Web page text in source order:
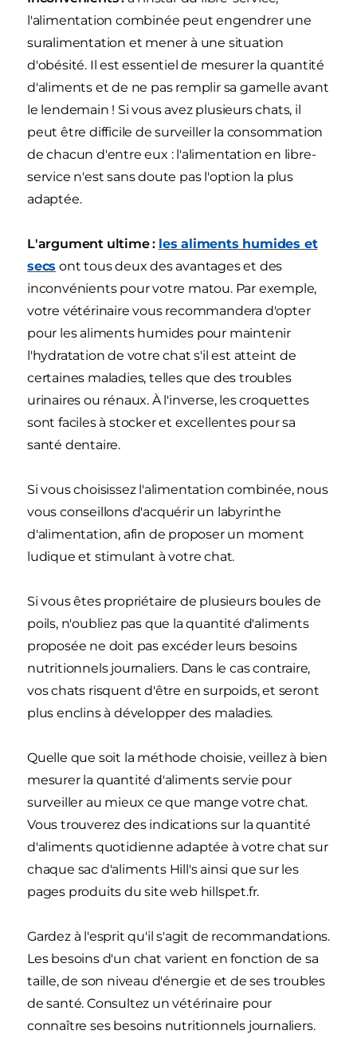
l'alimentation combinée peut engendrer une
suralimentation et mener à une situation
d'obésité. Il est essentiel de mesurer la quantité
d'aliments et de ne pas remplir sa gamelle avant
le lendemain ! Si vous avez plusieurs chats, il
peut être difficile de surveiller la consommation
de chacun d'entre eux : l'alimentation en libre-
service n'est sans doute pas l'option la plus
adaptée.
L'argument ultime : les aliments humides et
secs ont tous deux des avantages et des
inconvénients pour votre matou. Par exemple,
votre vétérinaire vous recommandera d'opter
pour les aliments humides pour maintenir
l'hydratation de votre chat s'il est atteint de
certaines maladies, telles que des troubles
urinaires ou rénaux. À l'inverse, les croquettes
sont faciles à stocker et excellentes pour sa
santé dentaire.
Si vous choisissez l'alimentation combinée, nous
vous conseillons d'acquérir un labyrinthe
d'alimentation, afin de proposer un moment
ludique et stimulant à votre chat.
Si vous êtes propriétaire de plusieurs boules de
poils, n'oubliez pas que la quantité d'aliments
proposée ne doit pas excéder leurs besoins
nutritionnels journaliers. Dans le cas contraire,
vos chats risquent d'être en surpoids, et seront
plus enclins à développer des maladies.
Quelle que soit la méthode choisie, veillez à bien
mesurer la quantité d'aliments servie pour
surveiller au mieux ce que mange votre chat.
Vous trouverez des indications sur la quantité
d'aliments quotidienne adaptée à votre chat sur
chaque sac d'aliments Hill's ainsi que sur les
pages produits du site web hillspet.fr.
Gardez à l'esprit qu'il s'agit de recommandations.
Les besoins d'un chat varient en fonction de sa
taille, de son niveau d'énergie et de ses troubles
de santé. Consultez un vétérinaire pour
connaître ses besoins nutritionnels journaliers.